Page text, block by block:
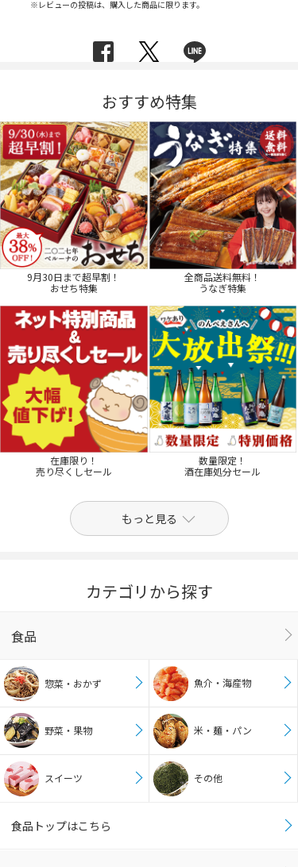
※レビューの投稿は、購入した商品に限ります。
おすすめ特集
9月30日まで超早割！
おせち特集
全商品送料無料！
うなぎ特集
在庫限り！
売り尽くしセール
数量限定！
酒在庫処分セール
もっと見る
カテゴリから探す
食品
惣菜・おかず 魚介・海産物
野菜・果物 米・麺・パン
スイーツ その他
食品トップはこちら